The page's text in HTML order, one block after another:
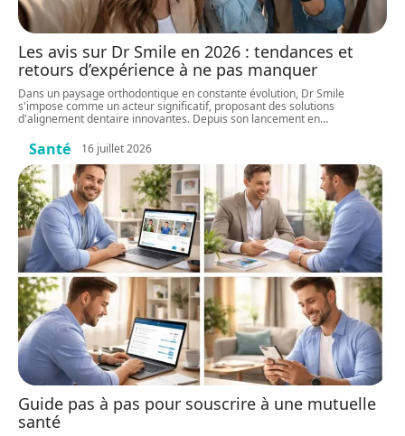
Les avis sur Dr Smile en 2026 : tendances et
retours d’expérience à ne pas manquer
Dans un paysage orthodontique en constante évolution, Dr Smile
s'impose comme un acteur significatif, proposant des solutions
d'alignement dentaire innovantes. Depuis son lancement en…
Santé 16 juillet 2026
Guide pas à pas pour souscrire à une mutuelle
santé